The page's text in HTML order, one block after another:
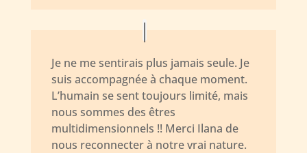
Je ne me sentirais plus jamais seule. Je
suis accompagnée à chaque moment.
L’humain se sent toujours limité, mais
nous sommes des êtres
multidimensionnels !! Merci Ilana de
nous reconnecter à notre vrai nature.